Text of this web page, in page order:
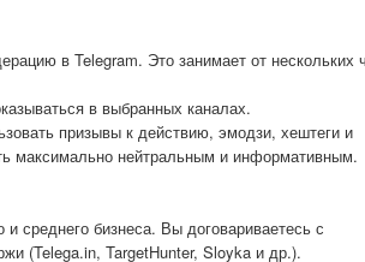
в Telegram. Это занимает от нескольких
в выбранных каналах.
призывы к действию, эмодзи, хештеги и
максимально нейтральным и информативным.
среднего бизнеса. Вы договариваетесь с
(Telega.in, TargetHunter, Sloyka и др.).